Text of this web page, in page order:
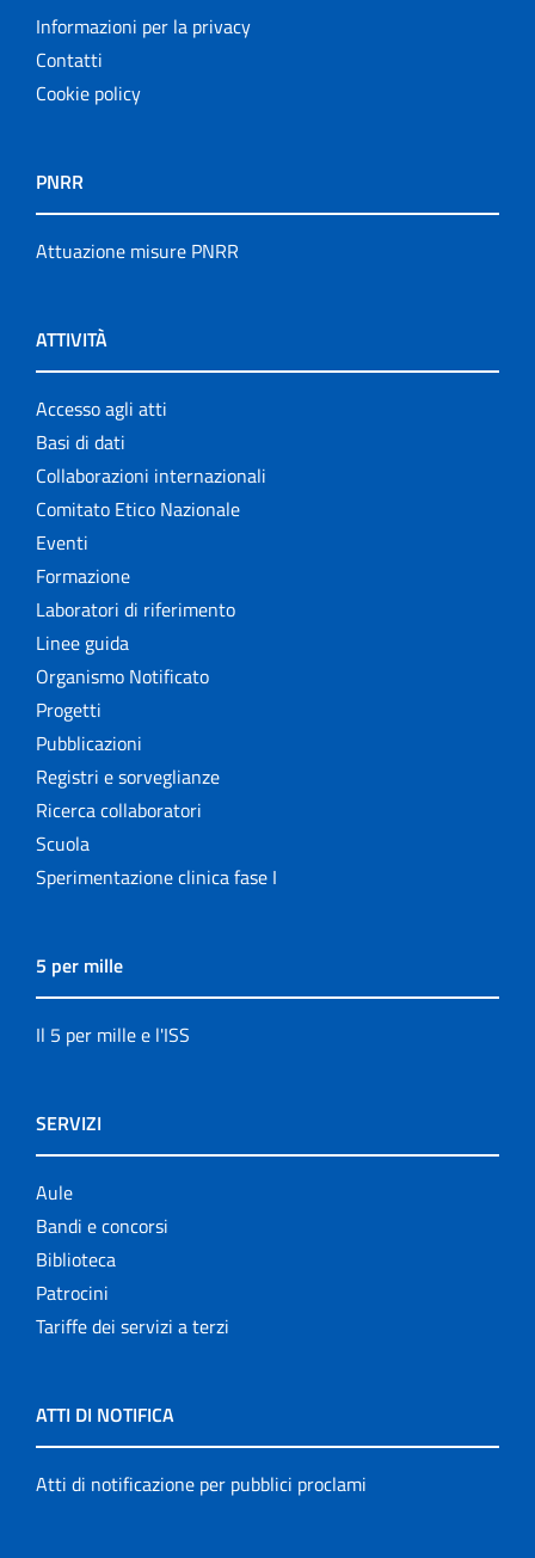
Informazioni per la privacy
Contatti
Cookie policy
PNRR
Attuazione misure PNRR
ATTIVITÀ
Accesso agli atti
Basi di dati
Collaborazioni internazionali
Comitato Etico Nazionale
Eventi
Formazione
Laboratori di riferimento
Linee guida
Organismo Notificato
Progetti
Pubblicazioni
Registri e sorveglianze
Ricerca collaboratori
Scuola
Sperimentazione clinica fase I
5 per mille
Il 5 per mille e l'ISS
SERVIZI
Aule
Bandi e concorsi
Biblioteca
Patrocini
Tariffe dei servizi a terzi
ATTI DI NOTIFICA
Atti di notificazione per pubblici proclami